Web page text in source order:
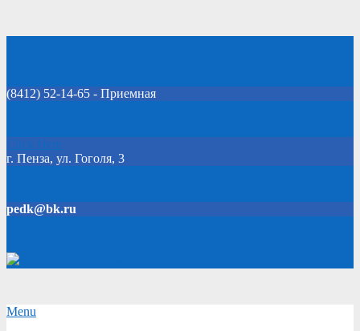
(8412) 52-14-65 - Приемная
Click Here
г. Пенза, ул. Гоголя, 3
pedk@bk.ru
Secondary
Menu